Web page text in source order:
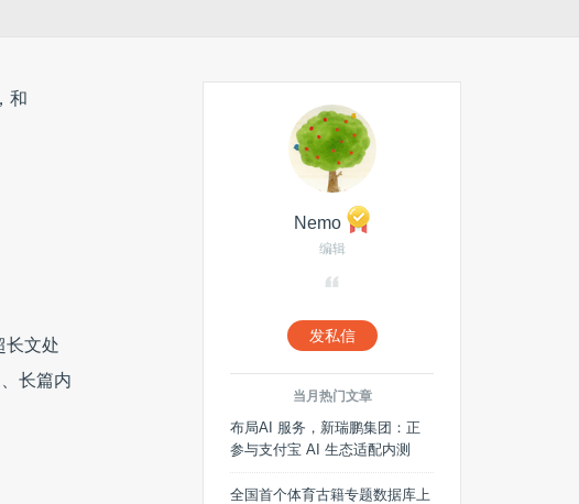
和
长文处
长篇内
Nemo
编辑
发私信
当月热门文章
布局AI 服务，新瑞鹏集团：正
参与支付宝 AI 生态适配内测
全国首个体育古籍专题数据库上